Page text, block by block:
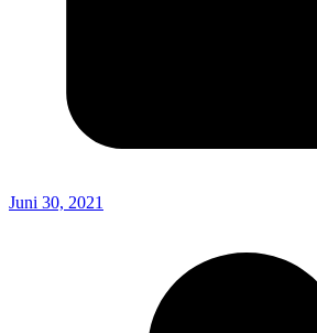
Juni 30, 2021